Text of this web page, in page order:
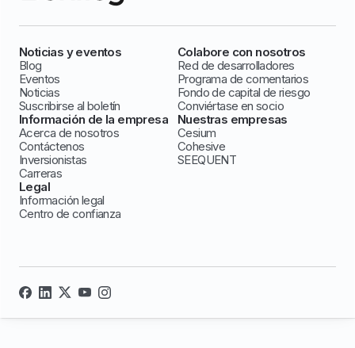
Noticias y eventos
Blog
Eventos
Noticias
Suscribirse al boletín
Colabore con nosotros
Red de desarrolladores
Programa de comentarios
Fondo de capital de riesgo
Conviértase en socio
Información de la empresa
Acerca de nosotros
Contáctenos
Inversionistas
Carreras
Nuestras empresas
Cesium
Cohesive
SEEQUENT
Legal
Información legal
Centro de confianza